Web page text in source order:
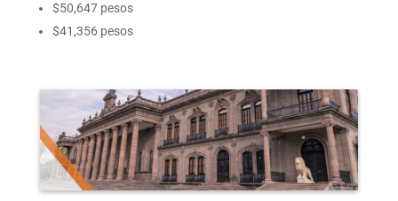
$50,647 pesos
$41,356 pesos